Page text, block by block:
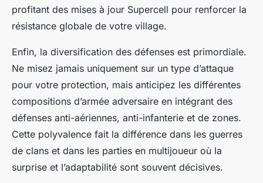
profitant des mises à jour Supercell pour renforcer la
résistance globale de votre village.
Enfin, la diversification des défenses est primordiale.
Ne misez jamais uniquement sur un type d’attaque
pour votre protection, mais anticipez les différentes
compositions d’armée adversaire en intégrant des
défenses anti-aériennes, anti-infanterie et de zones.
Cette polyvalence fait la différence dans les guerres
de clans et dans les parties en multijoueur où la
surprise et l’adaptabilité sont souvent décisives.